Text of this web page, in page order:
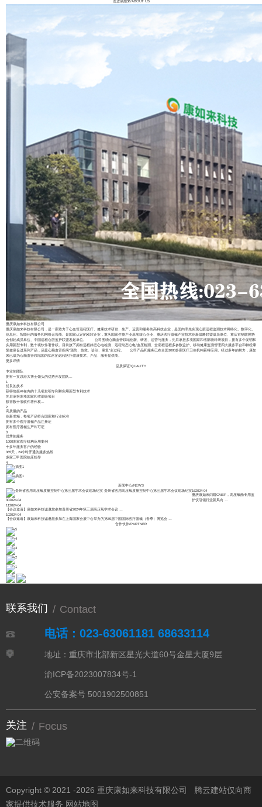
走进康如来/ABOUT US
重庆康如来科技有限公司
重庆康如来科技有限公司，是一家致力于心血管远程医疗、健康技术研发、生产、运营和服务的高科技企业，是国内率先实现心脏远程监测技术网络化、数字化、
信息化、智能化的服务和网络运营商。是国家认定的双软企业，重庆国家生物产业基地核心企业、重庆医疗器械产业技术创新战略联盟成员单位、重庆市物联网协
会创始成员单位、中国远程心脏监护联盟发起单位。 公司围绕心脑血管领域创新、研发、运营与服务，先后承担多项国家和省部级科研项目，拥有多个发明和
实用新型专利，数十项软件著作权。目前旗下拥有远程静态心电检测、远程动态心电/血压检测、全病程远程多参数监护、移动健康监测管理四大服务平台和神经康
复健康促进系列产品，涵盖心脑血管疾病“预防、急救、诊治、康复”全过程。 公司产品和服务已在全国1000多家医疗卫生机构获得应用。经过多年的努力，康如
来已成为心脑血管领域国内知名的远程医疗健康技术、产品、服务提供商。
更多详情
品质保证/QUALITY
专业的团队
拥有一支以港大博士领头的优秀开发团队...
1
优良的技术
获得包括AI在内的十几项发明专利和实用新型专利技术
先后承担多项国家和省部级项目
获得数十项软件著作权...
2
高质量的产品
创新求精，每项产品符合国家和行业标准
拥有多个医疗器械产品注册证
拥有医疗器械生产许可证
3
优秀的服务
1000多家医疗机构应用案例
十多年服务客户的经验
365天，24小时开通的服务热线
多家三甲医院临床指导
4
新闻中心/NEWS
贵州省医用高压氧质量控制中心第三届学术会议现场纪实
302024-04
162024-04
重庆康如来闪耀CMEF，高压氧舱专用监
护仪引领行业新风向
112024-04
【会议邀请】康如来科技诚邀您参加贵州省2024年第三届高压氧学术会议
102024-04
【会议邀请】康如来科技诚邀您参加在上海国家会展中心举办的第89届中国国际医疗器械（春季）博览会
合作伙伴/PARTNER
联系我们 / Contact
电话：023-63061181 68633114
地址：重庆市北部新区星光大道60号金星大厦9层
渝ICP备2023007834号-1
公安备案号 5001902500851
关注 / Focus
Copyright © 2021 -2026 重庆康如来科技有限公司
腾云建站仅向商
家提供技术服务 网站地图